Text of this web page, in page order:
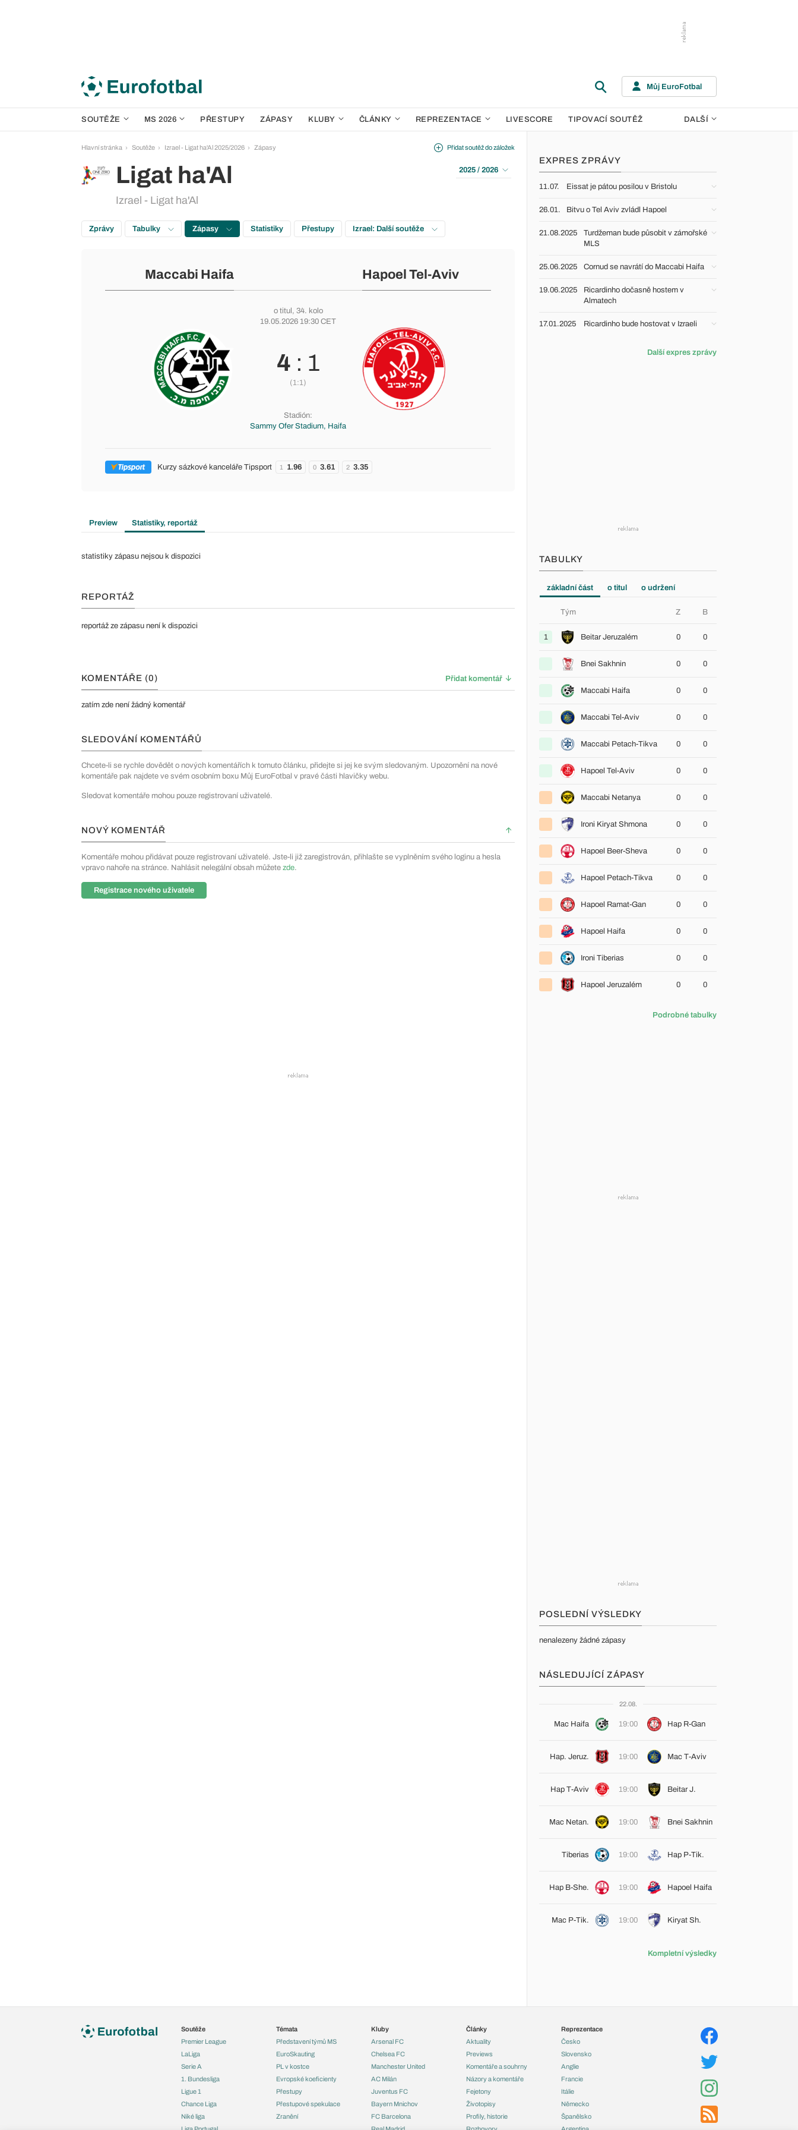
Můj EuroFotbal
SOUTĚŽE MS 2026 PŘESTUPY ZÁPASY KLUBY ČLÁNKY REPREZENTACE LIVESCORE TIPOVACÍ SOUTĚŽ DALŠÍ
Hlavní stránka Soutěže Izrael - Ligat ha'Al 2025/2026 Zápasy
Ligat ha'Al
Izrael - Ligat ha'Al
Přidat soutěž do záložek
2025 / 2026
Zprávy Tabulky Zápasy Statistiky Přestupy Izrael: Další soutěže
Maccabi Haifa Hapoel Tel-Aviv
o titul , 34. kolo
19.05.2026 19:30 CET
4 : 1
(1:1)
Stadión:
Sammy Ofer Stadium, Haifa
Kurzy sázkové kanceláře Tipsport 1 1.96 0 3.61 2 3.35
Preview Statistiky, reportáž
statistiky zápasu nejsou k dispozici
REPORTÁŽ
reportáž ze zápasu není k dispozici
KOMENTÁŘE (0) Přidat komentář
zatím zde není žádný komentář
SLEDOVÁNÍ KOMENTÁŘŮ
Chcete-li se rychle dovědět o nových komentářích k tomuto článku, přidejte si jej ke svým sledovaným. Upozornění na nové
komentáře pak najdete ve svém osobním boxu Můj EuroFotbal v pravé části hlavičky webu.
Sledovat komentáře mohou pouze registrovaní uživatelé.
NOVÝ KOMENTÁŘ
Komentáře mohou přidávat pouze registrovaní uživatelé. Jste-li již zaregistrován, přihlašte se vyplněním svého loginu a hesla
vpravo nahoře na stránce. Nahlásit nelegální obsah můžete zde.
Registrace nového uživatele
EXPRES ZPRÁVY
11.07. Eissat je pátou posilou v Bristolu
26.01. Bitvu o Tel Aviv zvládl Hapoel
21.08.2025
Turdžeman bude působit v zámořské
MLS
25.06.2025 Cornud se navrátí do Maccabi Haifa
19.06.2025
Ricardinho dočasně hostem v
Almatech
17.01.2025 Ricardinho bude hostovat v Izraeli
Další expres zprávy
TABULKY
základní část o titul o udržení
Tým Z B
1 Beitar Jeruzalém 0 0
Bnei Sakhnin 0 0
Maccabi Haifa 0 0
Maccabi Tel-Aviv 0 0
Maccabi Petach-Tikva 0 0
Hapoel Tel-Aviv 0 0
Maccabi Netanya 0 0
Ironi Kiryat Shmona 0 0
Hapoel Beer-Sheva 0 0
Hapoel Petach-Tikva 0 0
Hapoel Ramat-Gan 0 0
Hapoel Haifa 0 0
Ironi Tiberias 0 0
Hapoel Jeruzalém 0 0
Podrobné tabulky
POSLEDNÍ VÝSLEDKY
nenalezeny žádné zápasy
NÁSLEDUJÍCÍ ZÁPASY
22.08.
Mac Haifa 19:00 Hap R-Gan
Hap. Jeruz. 19:00 Mac T-Aviv
Hap T-Aviv 19:00 Beitar J.
Mac Netan. 19:00 Bnei Sakhnin
Tiberias 19:00 Hap P-Tik.
Hap B-She. 19:00 Hapoel Haifa
Mac P-Tik. 19:00 Kiryat Sh.
Kompletní výsledky
Soutěže
Premier League
LaLiga
Serie A
1. Bundesliga
Ligue 1
Chance Liga
Niké liga
Témata
Představení týmů MS
EuroSkauting
PL v kostce
Evropské koeficienty
Přestupy
Přestupové spekulace
Zranění
Kluby
Arsenal FC
Chelsea FC
Manchester United
AC Milán
Juventus FC
Bayern Mnichov
FC Barcelona
Články
Aktuality
Previews
Komentáře a souhrny
Názory a komentáře
Fejetony
Životopisy
Profily, historie
Reprezentace
Česko
Slovensko
Anglie
Francie
Itálie
Německo
Španělsko